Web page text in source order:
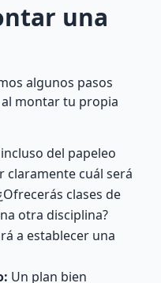
una
algunos pasos
montar tu propia
del papeleo
cuál será
clases de
otra disciplina?
a establecer una
Un plan bien